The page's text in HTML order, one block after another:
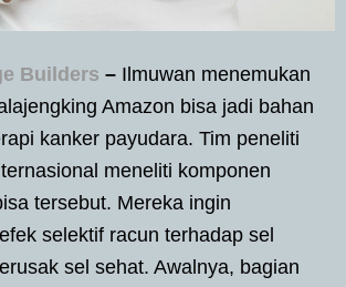
Builders – Ilmuwan menemukan
Amazon bisa jadi bahan
kanker payudara. Tim peneliti
meneliti komponen
tersebut. Mereka ingin
selektif racun terhadap sel
sel sehat. Awalnya, bagian